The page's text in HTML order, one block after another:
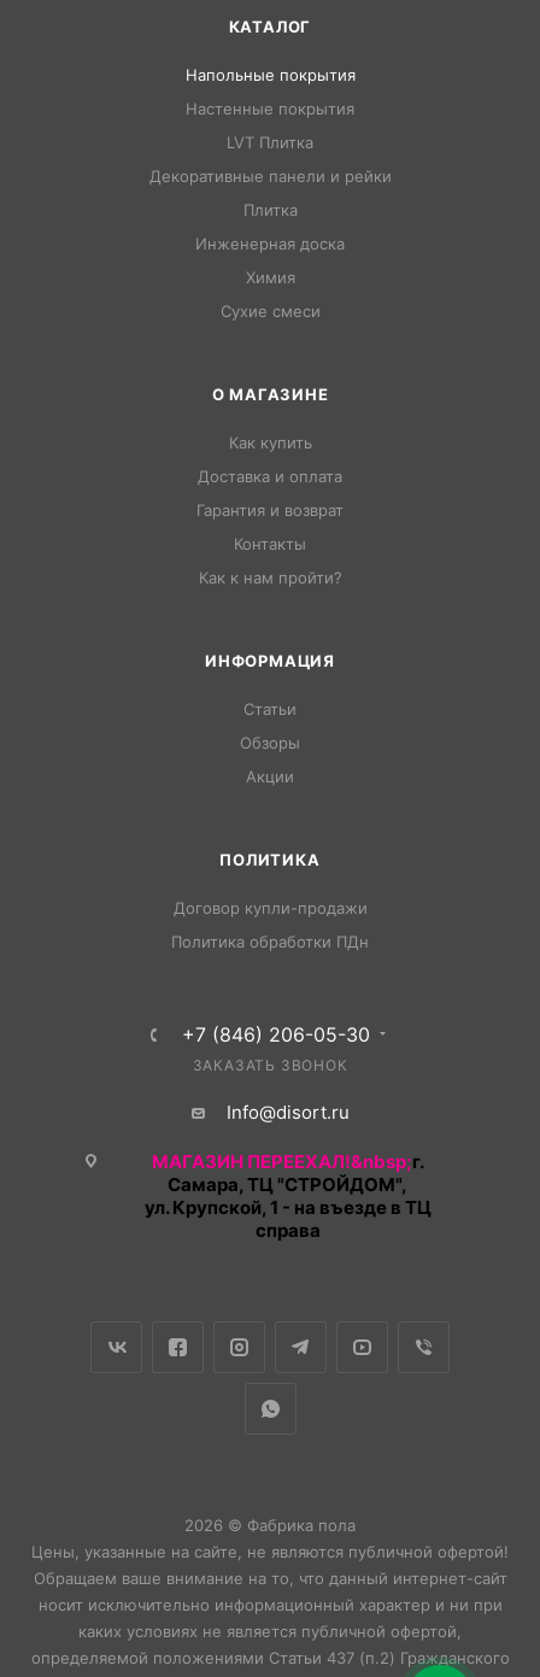
КАТАЛОГ
Напольные покрытия
Настенные покрытия
LVT Плитка
Декоративные панели и рейки
Плитка
Инженерная доска
Химия
Сухие смеси
О МАГАЗИНЕ
Как купить
Доставка и оплата
Гарантия и возврат
Контакты
Как к нам пройти?
ИНФОРМАЦИЯ
Статьи
Обзоры
Акции
ПОЛИТИКА
Договор купли-продажи
Политика обработки ПДн
+7 (846) 206-05-30
ЗАКАЗАТЬ ЗВОНОК
Info@disort.ru
МАГАЗИН ПЕРЕЕХАЛ!&nbsp;г.
Самара, ТЦ "СТРОЙДОМ",
ул. Крупской, 1 - на въезде в ТЦ
справа
2026 © Фабрика пола
Цены, указанные на сайте, не являются публичной офертой!
Обращаем ваше внимание на то, что данный интернет-сайт
носит исключительно информационный характер и ни при
каких условиях не является публичной офертой,
определяемой положениями Статьи 437 (п.2) Гражданского